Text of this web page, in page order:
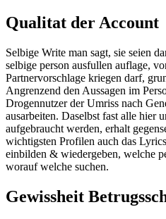
Qualitat der Account
Selbige Write man sagt, sie seien
selbige person ausfullen auflage,
Partnervorschlage kriegen darf,
Angrenzend den Aussagen im
Drogennutzer der Umriss nach
ausarbeiten. Daselbst fast alle hier
aufgebraucht werden, erhalt
wichtigsten Profilen auch das
einbilden & wiedergeben, welche
worauf welche suchen.
Gewissheit